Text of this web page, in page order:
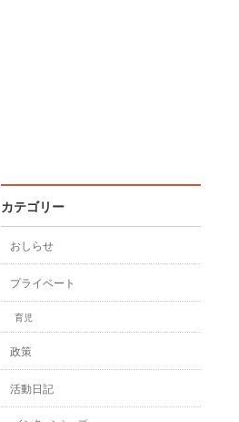
カテゴリー
おしらせ
プライベート
育児
政策
活動日記